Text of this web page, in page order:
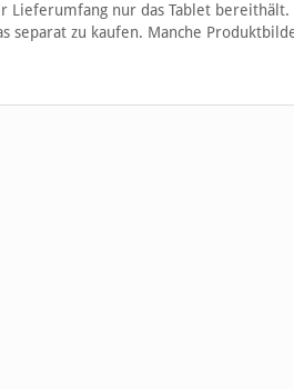
Lieferumfang nur das Tablet
separat zu kaufen. Manche